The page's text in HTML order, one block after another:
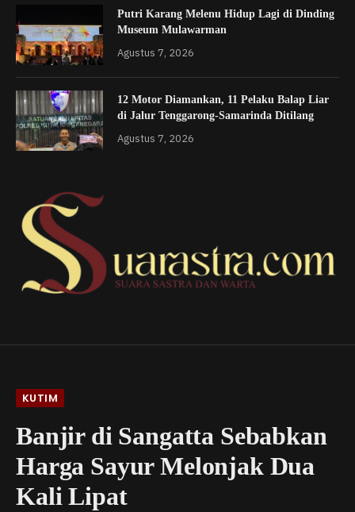
Putri Karang Melenu Hidup Lagi di Dinding
Museum Mulawarman
Agustus 7, 2026
12 Motor Diamankan, 11 Pelaku Balap Liar
di Jalur Tenggarong-Samarinda Ditilang
Agustus 7, 2026
KUTIM
Banjir di Sangatta Sebabkan
Harga Sayur Melonjak Dua
Kali Lipat